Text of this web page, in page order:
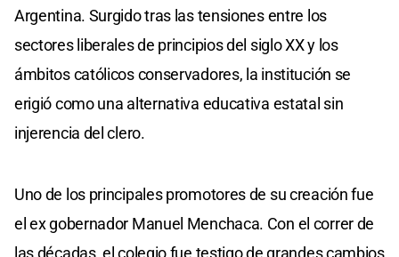
Argentina. Surgido tras las tensiones entre los
sectores liberales de principios del siglo XX y los
ámbitos católicos conservadores, la institución se
erigió como una alternativa educativa estatal sin
injerencia del clero.
Uno de los principales promotores de su creación fue
el ex gobernador Manuel Menchaca. Con el correr de
las décadas, el colegio fue testigo de grandes cambios